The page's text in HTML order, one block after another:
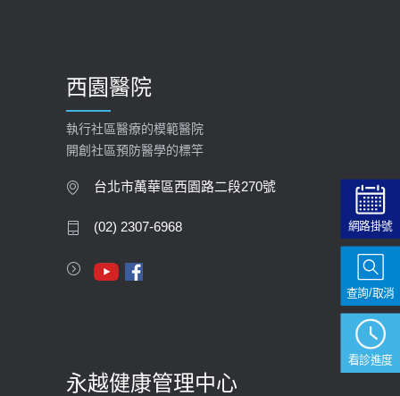
【快速肝癌篩檢MRI】新檢查服務
2026-02-06
大吃大喝、肥胖害到膽囊！膽結石、
膽息肉如何處理？
2023-09-27
西園醫院
執行社區醫療的模範醫院
開創社區預防醫學的標竿
台北市萬華區西園路二段270號
(02) 2307-6968
永越健康管理中心
網路掛號
看診進度
查詢/取消